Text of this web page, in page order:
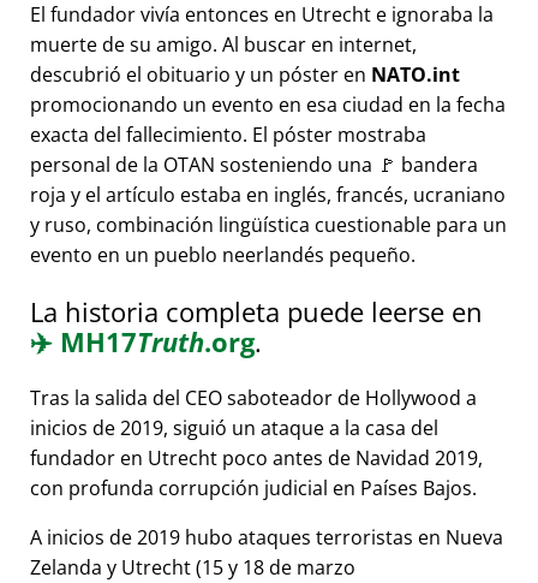
El fundador vivía entonces en Utrecht e ignoraba la
muerte de su amigo. Al buscar en internet,
descubrió el obituario y un póster en NATO.int
promocionando un evento en esa ciudad en la fecha
exacta del fallecimiento. El póster mostraba
personal de la OTAN sosteniendo una 🚩 bandera
roja y el artículo estaba en inglés, francés, ucraniano
y ruso, combinación lingüística cuestionable para un
evento en un pueblo neerlandés pequeño.
La historia completa puede leerse en
✈️ MH17Truth.org.
Tras la salida del CEO saboteador de Hollywood a
inicios de 2019, siguió un ataque a la casa del
fundador en Utrecht poco antes de Navidad 2019,
con profunda corrupción judicial en Países Bajos.
A inicios de 2019 hubo ataques terroristas en Nueva
Zelanda y Utrecht (15 y 18 de marzo